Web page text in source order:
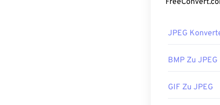
Dateigröße
konvertieren,
Wie
einfacher
JPEG
BMP Zu JPEG
GIF Zu JPEG